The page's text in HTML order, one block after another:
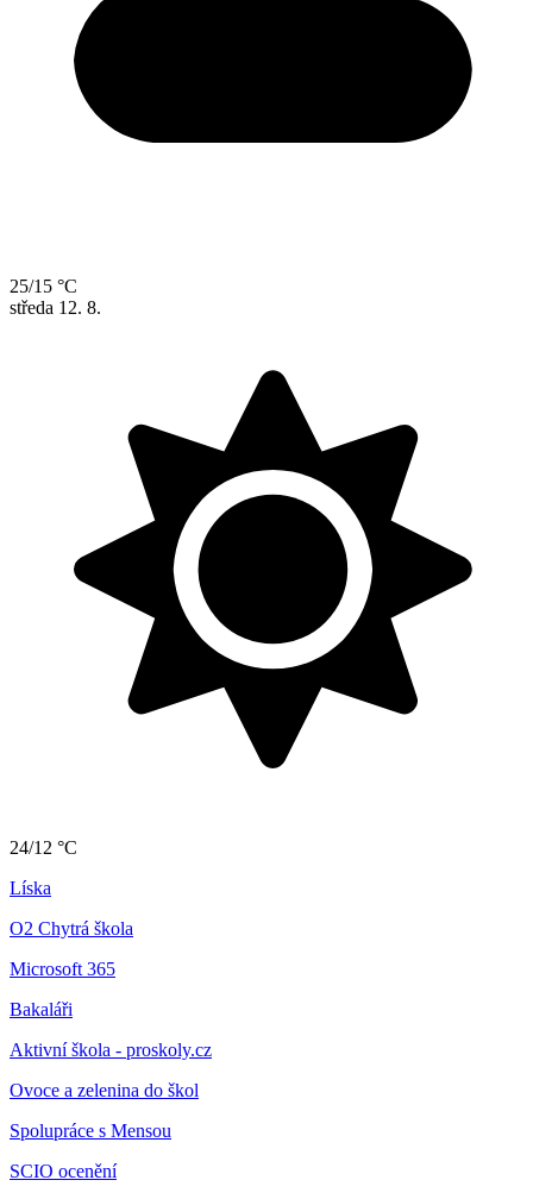
25/15 °C
středa 12. 8.
24/12 °C
Líska
O2 Chytrá škola
Microsoft 365
Bakaláři
Aktivní škola - proskoly.cz
Ovoce a zelenina do škol
Spolupráce s Mensou
SCIO ocenění